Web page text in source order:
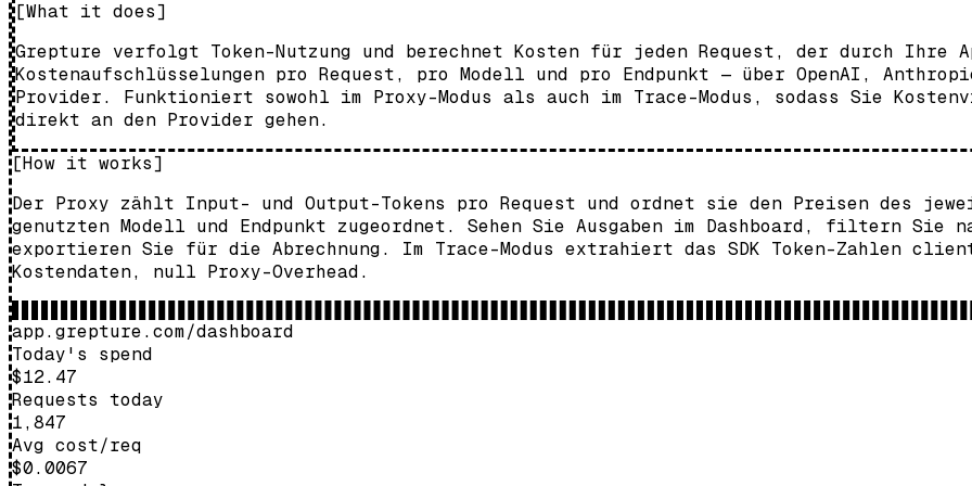
[What it does]
Grepture verfolgt Token-Nutzung und berechnet Kosten für jeden Request, der durch
Kostenaufschlüsselungen pro Request, pro Modell und pro Endpunkt — über OpenAI,
Provider. Funktioniert sowohl im Proxy-Modus als auch im Trace-Modus, sodass Sie
direkt an den Provider gehen.
[How it works]
Der Proxy zählt Input- und Output-Tokens pro Request und ordnet sie den Preisen des
genutzten Modell und Endpunkt zugeordnet. Sehen Sie Ausgaben im Dashboard, filtern Sie
exportieren Sie für die Abrechnung. Im Trace-Modus extrahiert das SDK Token-Zahlen
Kostendaten, null Proxy-Overhead.
app.grepture.com/dashboard
Today's spend
$12.47
Requests today
1,847
Avg cost/req
$0.0067